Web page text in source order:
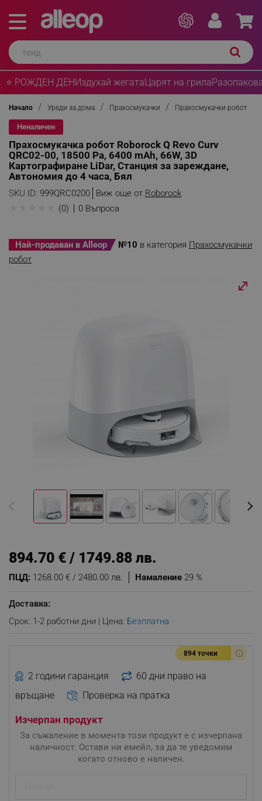
⭐ РОЖДЕН ДЕНИздухай жегатаЦарят на грила
Начало Уреди за дома Прахосмукачки Прахосмукачки робот
Неналичен
Прахосмукачка робот Roborock Q Revo Curv
QRC02-00, 18500 Pa, 6400 mAh, 66W, 3D
Картографиране LiDar, Станция за зареждане,
Автономия до 4 часа, Бял
SKU ID: 999QRC0200 Виж още от Roborock
(0) 0 Въпроса
Най-продаван в Alleop №10 в категория Прахосмукачки
робот
Намаление 29 %
ПЦД: 1268.00 € / 2480.00 лв.
894.70 € / 1749.88 лв.
Доставка:
Срок: 1-2 работни дни | Цена: Безплатна
894 точки
2 години гаранция
60 дни право на
връщане
Проверка на пратка
Изчерпан продукт
За съжаление в момента този продукт е с изчерпана
наличност. Остави ни имейл, за да те уведомим
когато отново е наличен.